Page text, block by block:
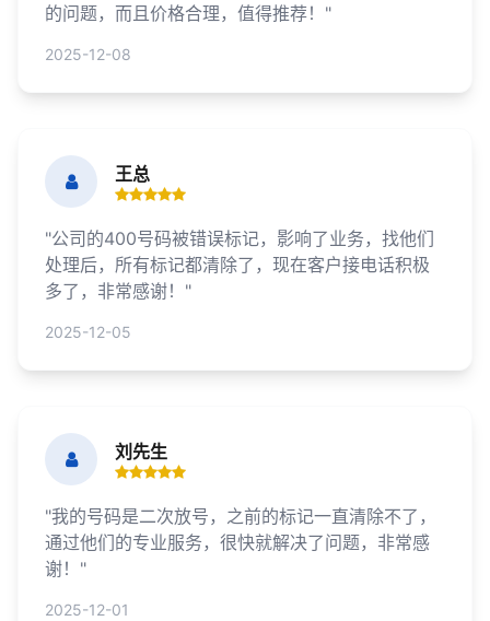
的问题，而且价格合理，值得推荐！"
2025-12-08
王总
"公司的400号码被错误标记，影响了业务，找他们
处理后，所有标记都清除了，现在客户接电话积极
多了，非常感谢！"
2025-12-05
刘先生
"我的号码是二次放号，之前的标记一直清除不了，
通过他们的专业服务，很快就解决了问题，非常感
谢！"
2025-12-01